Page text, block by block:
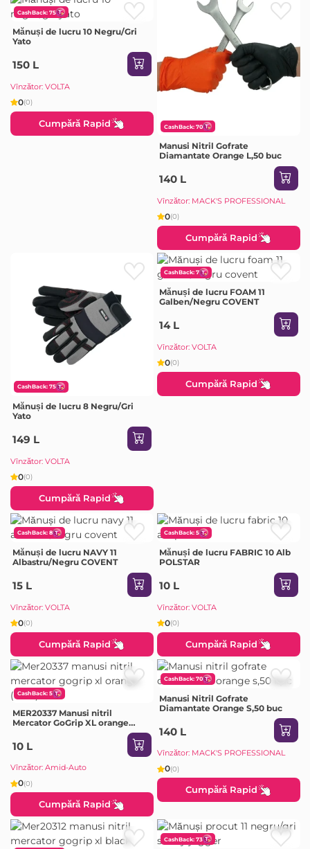
CashBack: 75
Mănuși de lucru 10 Negru/Gri
Yato
150 L
Vînzător: VOLTA
0(0)
Cumpără Rapid CashBack: 70
Manusi Nitril Gofrate
Diamantate Orange L,50 buc
140 L
Vînzător: MACK'S PROFESSIONAL
0(0)
Cumpără Rapid
CashBack: 75
Mănuși de lucru 8 Negru/Gri
Yato
149 L
Vînzător: VOLTA
0(0)
Cumpără Rapid
CashBack: 7
Mănuși de lucru FOAM 11
Galben/Negru COVENT
14 L
Vînzător: VOLTA
0(0)
Cumpără Rapid
CashBack: 8
Mănuși de lucru NAVY 11
Albastru/Negru COVENT
15 L
Vînzător: VOLTA
0(0)
Cumpără Rapid
CashBack: 5
Mănuși de lucru FABRIC 10 Alb
POLSTAR
10 L
Vînzător: VOLTA
0(0)
Cumpără Rapid
CashBack: 5
MER20337 Manusi nitril
Mercator GoGrip XL orange
10 L
Vînzător: Amid-Auto
0(0)
Cumpără Rapid
CashBack: 70
Manusi Nitril Gofrate
Diamantate Orange S,50 buc
140 L
Vînzător: MACK'S PROFESSIONAL
0(0)
Cumpără Rapid
CashBack: 73